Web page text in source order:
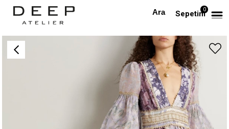
Sepetim0
Anasayfa TÜM ELBİSELER Desenli V Yaka Tasarım Volanlı Elbise